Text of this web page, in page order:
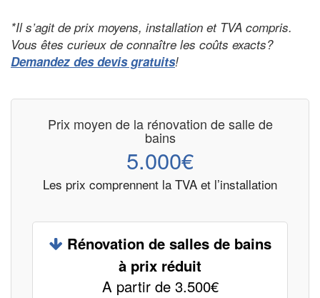
*Il s’agit de prix moyens, installation et TVA compris.
Vous êtes curieux de connaître les coûts exacts?
Demandez des devis gratuits!
Prix moyen de la rénovation de salle de
bains
5.000€
Les prix comprennent la TVA et l’installation
Rénovation de salles de bains
à prix réduit
A partir de 3.500€